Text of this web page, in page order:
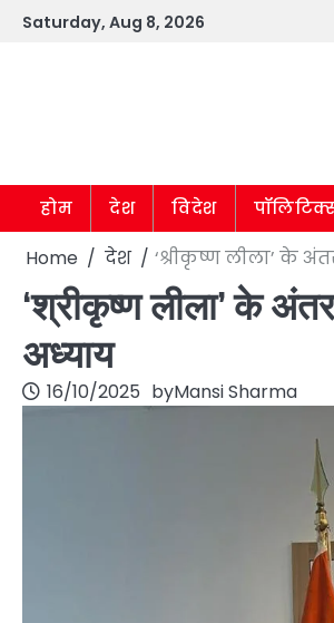
SkipSaturday, Aug 8, 2026
होम देश विदेश
Home देश ‘श्रीकृष्ण लीला’ के
‘श्रीकृष्ण लीला’ के
अध्याय
16/10/2025 byMansi Sharma